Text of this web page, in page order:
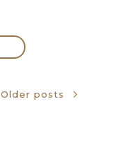
Older posts